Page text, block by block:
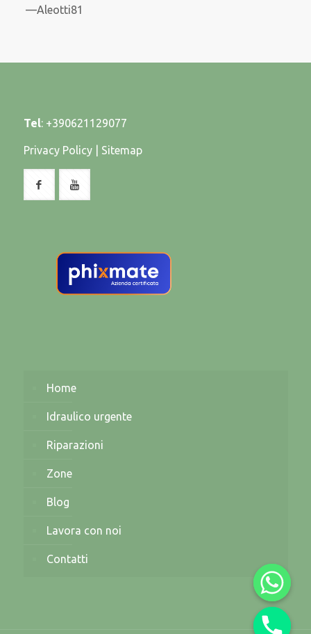
Aleotti81
Tel: +390621129077
Privacy Policy| Sitemap
Home
Idraulico urgente
Riparazioni
Zone
Blog
Lavora con noi
Contatti